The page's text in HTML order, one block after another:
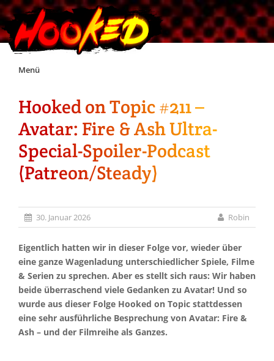
Skip
Menü
Unterstützt Hooked!
Exklusiv für Supporter*innen
Impressum
Jobs
Discord
Hooked on Topic #211 –
Avatar: Fire & Ash Ultra-
Special-Spoiler-Podcast
(Patreon/Steady)
30. Januar 2026 Robin
Eigentlich hatten wir in dieser Folge vor, wieder über
eine ganze Wagenladung unterschiedlicher Spiele, Filme
& Serien zu sprechen. Aber es stellt sich raus: Wir haben
beide überraschend viele Gedanken zu Avatar! Und so
wurde aus dieser Folge Hooked on Topic stattdessen
eine sehr ausführliche Besprechung von Avatar: Fire &
Ash – und der Filmreihe als Ganzes.